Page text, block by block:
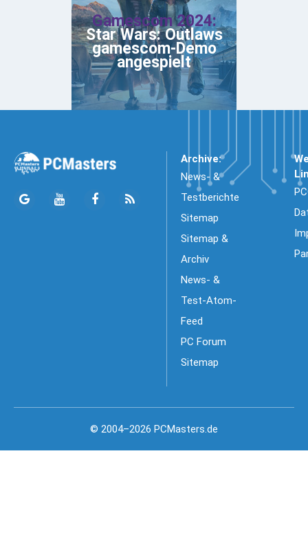
Gamescom 2024:
Star Wars: Outlaws
gamescom-Demo
angespielt
Archive:
News- &
Testberichte
Sitemap
Sitemap &
Archiv
News- &
Test-Atom-
Feed
PC Forum
Sitemap
© 2004–2026 PCMasters.de